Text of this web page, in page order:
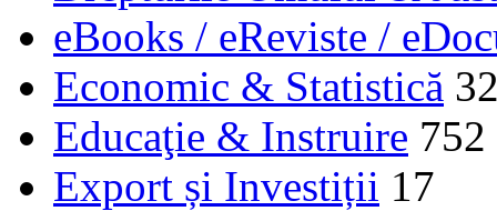
eBooks / eReviste /
Economic & Statistică
Educaţie & Instruire 752
Export și Investiții 17